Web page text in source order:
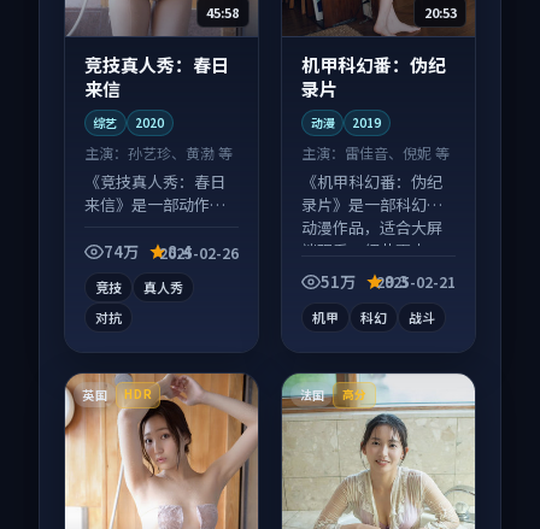
45:58
竞技真人秀：春日
来信
综艺 2020
主演： 孙艺珍、黄渤 等
《竞技真人秀：春日
来信》是一部动作向
齐全，观感爽快不拖
74万 8.4
2025-02-26
竞技
真人秀
对抗
20:53
机甲科幻番：伪纪
录片
动漫 2019
主演： 雷佳音、倪妮 等
《机甲科幻番：伪纪
录片》是一部科幻向
动漫作品，适合大屏
端观看，细节更丰
富。51万 9.3
2025-02-21
机甲 科幻 战斗
英国 HDR 法国 高分